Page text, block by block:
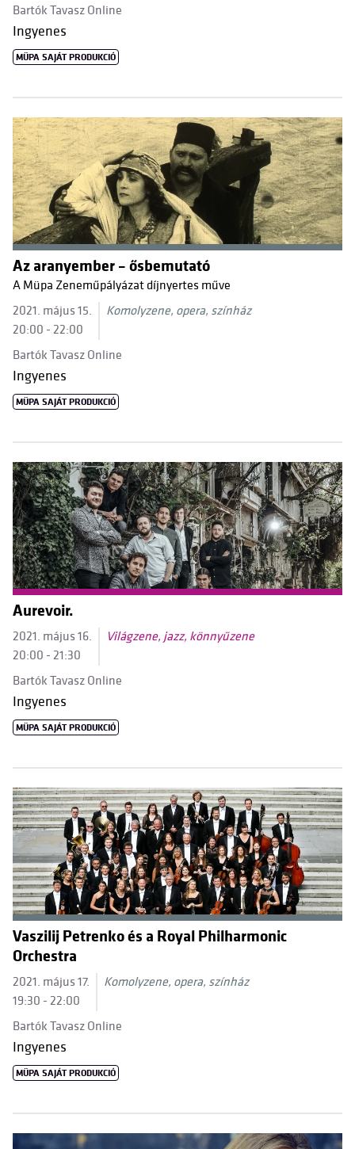
Bartók Tavasz Online
Ingyenes
MÜPA SAJÁT PRODUKCIÓ
Az aranyember – ősbemutató
A Müpa Zeneműpályázat díjnyertes műve
2021. május 15.
20:00 - 22:00
Komolyzene, opera, színház
Bartók Tavasz Online
Ingyenes
MÜPA SAJÁT PRODUKCIÓ
Aurevoir.
2021. május 16.
20:00 - 21:30
Világzene, jazz, könnyűzene
Bartók Tavasz Online
Ingyenes
MÜPA SAJÁT PRODUKCIÓ
Vaszilij Petrenko és a Royal Philharmonic
Orchestra
2021. május 17.
19:30 - 22:00
Komolyzene, opera, színház
Bartók Tavasz Online
Ingyenes
MÜPA SAJÁT PRODUKCIÓ